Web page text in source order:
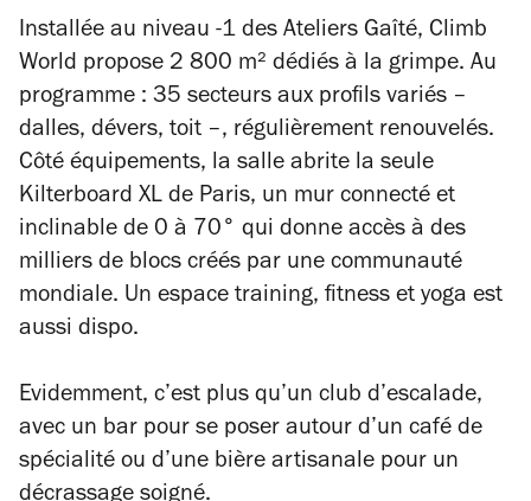
Installée au niveau -1 des Ateliers Gaîté, Climb
World propose 2 800 m² dédiés à la grimpe. Au
programme : 35 secteurs aux profils variés –
dalles, dévers, toit –, régulièrement renouvelés.
Côté équipements, la salle abrite la seule
Kilterboard XL de Paris, un mur connecté et
inclinable de 0 à 70° qui donne accès à des
milliers de blocs créés par une communauté
mondiale. Un espace training, fitness et yoga est
aussi dispo.
Evidemment, c’est plus qu’un club d’escalade,
avec un bar pour se poser autour d’un café de
spécialité ou d’une bière artisanale pour un
décrassage soigné.